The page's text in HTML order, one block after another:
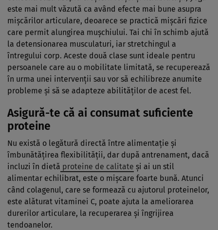
este mai mult văzută ca având efecte mai bune asupra
mişcărilor articulare, deoarece se practică mişcări fizice
care permit alungirea muşchiului. Tai chi în schimb ajută
la detensionarea musculaturi, iar stretchingul a
întregului corp. Aceste două clase sunt ideale pentru
persoanele care au o mobilitate limitată, se recuperează
în urma unei intervenţii sau vor să echilibreze anumite
probleme şi să se adapteze abilităţilor de acest fel.
Asigură-te că ai consumat suficiente
proteine
Nu există o legătură directă între alimentaţie şi
îmbunătăţirea flexibilităţii, dar după antrenament, dacă
incluzi în dietă proteine de calitate şi ai un stil
alimentar echilibrat, este o mişcare foarte bună. Atunci
când colagenul, care se formează cu ajutorul proteinelor,
este alăturat vitaminei C, poate ajuta la ameliorarea
durerilor articulare, la recuperarea şi îngrijirea
tendoanelor.